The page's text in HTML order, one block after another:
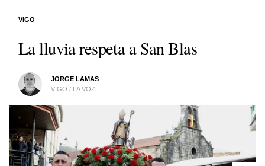
La lluvia respeta a San Blas
JORGE LAMAS
VIGO / LA VOZ
VIGO